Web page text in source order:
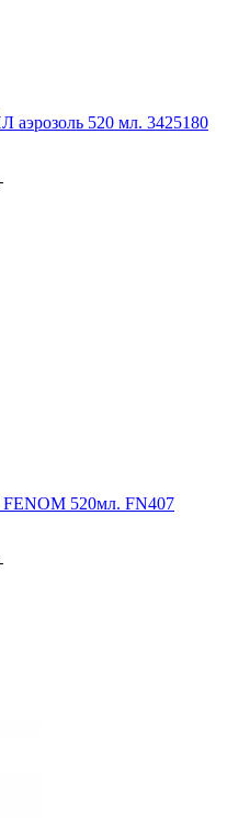
аэрозоль 520 мл. 3425180
FENOM 520мл. FN407